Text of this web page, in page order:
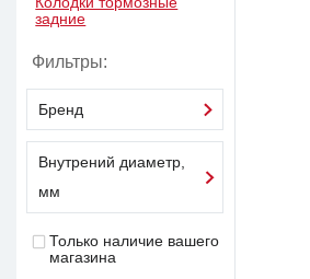
задние
Фильтры:
Бренд
Внутрений диаметр,
мм
Только наличие вашего
магазина